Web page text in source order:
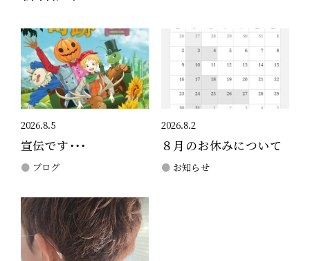
2026.8.5
宣伝です・・・
ブログ
2026.8.2
８月のお休みについて
お知らせ